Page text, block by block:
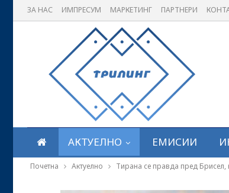
ЗА НАС ИМПРЕСУМ МАРКЕТИНГ ПАРТНЕРИ
АКТУЕЛНО ЕМИСИИ
Почетна Актуелно Тирана се правда пред